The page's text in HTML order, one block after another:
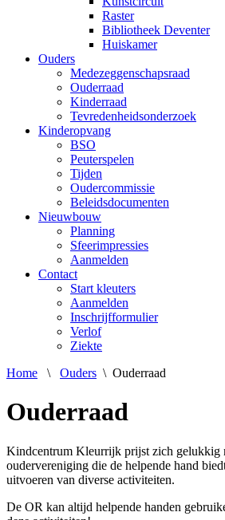
Raster
Bibliotheek Deventer
Huiskamer
Ouders
Medezeggenschapsraad
Ouderraad
Kinderraad
Tevredenheidsonderzoek
Kinderopvang
BSO
Peuterspelen
Tijden
Oudercommissie
Beleidsdocumenten
Nieuwbouw
Planning
Sfeerimpressies
Aanmelden
Contact
Start kleuters
Aanmelden
Inschrijfformulier
Verlof
Ziekte
Home
\ Ouders \ Ouderraad
Ouderraad
Kindcentrum Kleurrijk prijst zich gelukkig
oudervereniging die de helpende hand
uitvoeren van diverse activiteiten.
De OR kan altijd helpende handen